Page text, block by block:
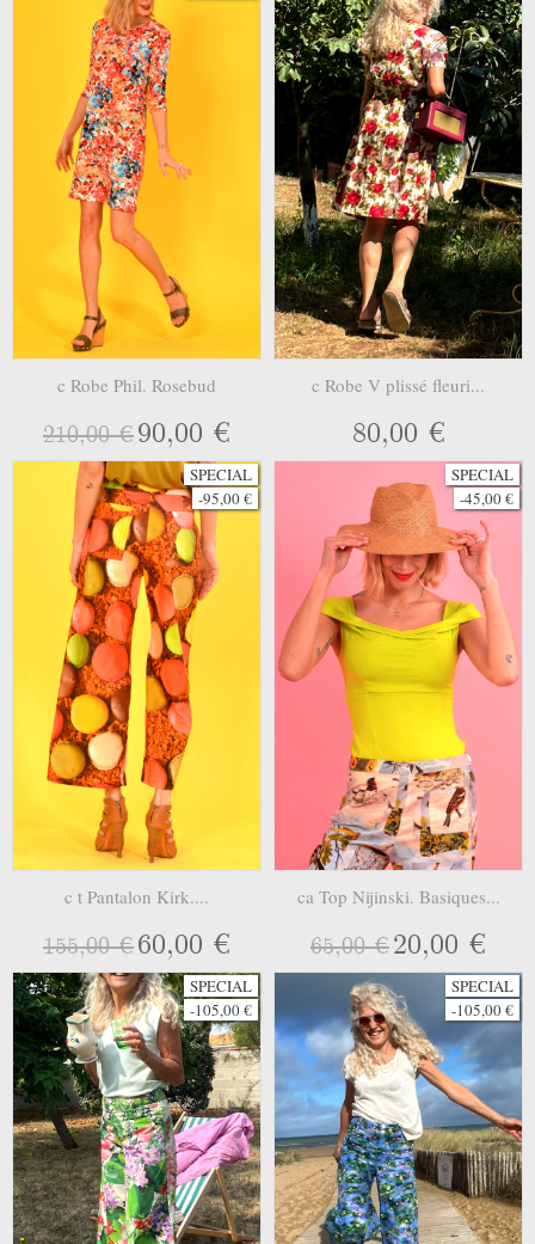
c Robe Phil. Rosebud
210,00 €90,00 €
c Robe V plissé fleuri...
80,00 €
SPECIAL
-95,00 €
c t Pantalon Kirk....
155,00 €60,00 €
SPECIAL
-45,00 €
ca Top Nijinski. Basiques...
65,00 €20,00 €
SPECIAL
-105,00 €
SPECIAL
-105,00 €